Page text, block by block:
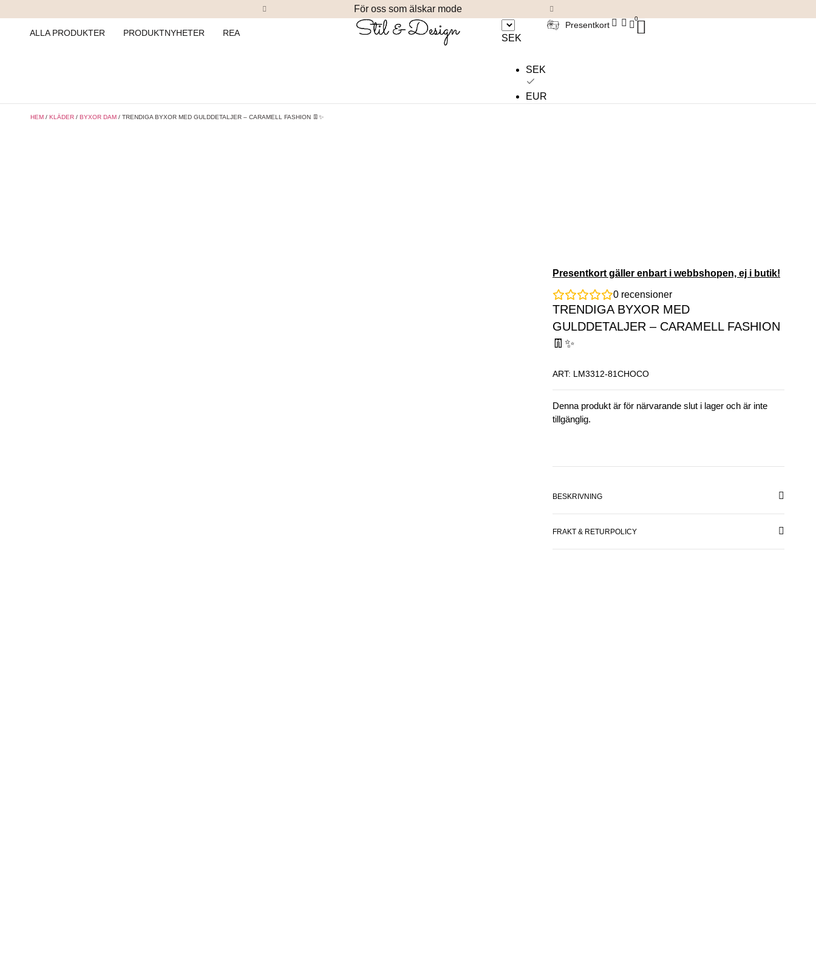
För oss som älskar mode
ALLA PRODUKTER PRODUKTNYHETER REA SEK
SEK
EUR
Presentkort
0
HEM / KLÄDER / BYXOR DAM / TRENDIGA BYXOR MED GULDDETALJER – CARAMELL FASHION 👖✨
Presentkort gäller enbart i webbshopen, ej i butik!
0 recensioner
TRENDIGA BYXOR MED
GULDDETALJER – CARAMELL FASHION
👖✨
ART: LM3312-81CHOCO
Denna produkt är för närvarande slut i lager och är inte
tillgänglig.
BESKRIVNING
FRAKT & RETURPOLICY